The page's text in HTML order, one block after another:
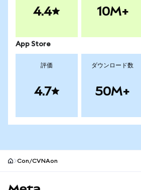
4.4 10M+
App Store
評価
4.7
ダウンロード数
50M+
Con/CVNAon